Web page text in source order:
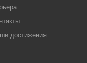
достижения